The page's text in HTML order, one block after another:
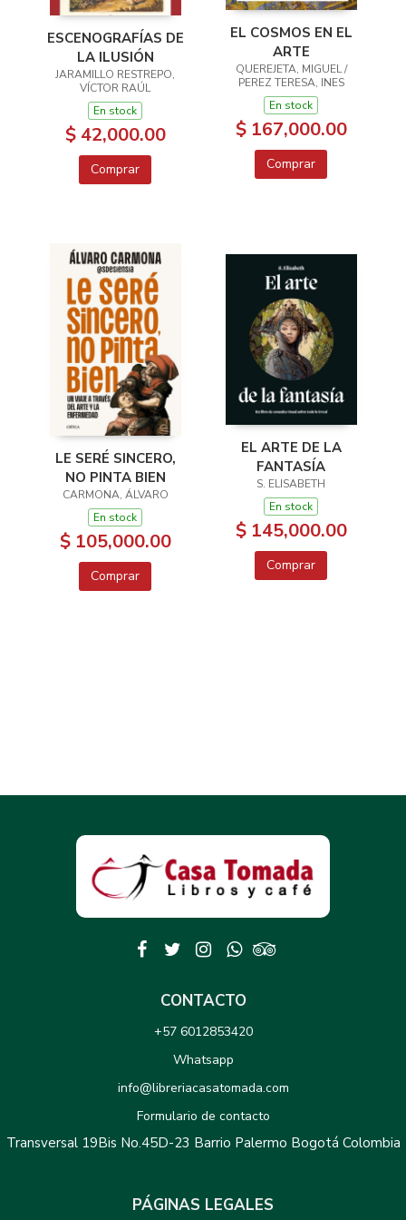
ESCENOGRAFÍAS DE
LA ILUSIÓN
JARAMILLO RESTREPO,
VÍCTOR RAÚL
En stock
$ 42,000.00
Comprar
EL COSMOS EN EL
ARTE
QUEREJETA, MIGUEL /
PEREZ TERESA, INES
En stock
$ 167,000.00
Comprar
LE SERÉ SINCERO,
NO PINTA BIEN
CARMONA, ÁLVARO
En stock
$ 105,000.00
Comprar
EL ARTE DE LA
FANTASÍA
S. ELISABETH
En stock
$ 145,000.00
Comprar
CONTACTO
+57 6012853420
Whatsapp
info@libreriacasatomada.com
Formulario de contacto
Transversal 19Bis No.45D-23 Barrio Palermo Bogotá Colombia
PÁGINAS LEGALES